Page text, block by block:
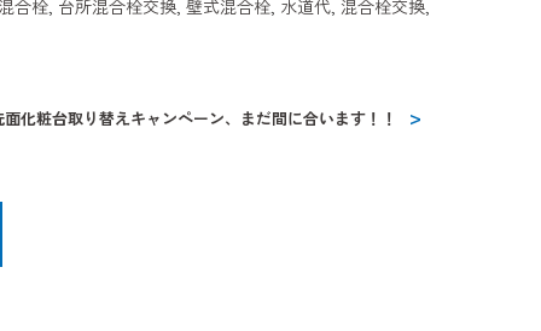
合栓, 台所混合栓交換,壁式混合栓, 水道代, 混合栓交換,
面化粧台取り替えキャンペーン、まだ間に合います！！